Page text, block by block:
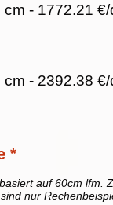
- 1772.21
- 2392.38
*
auf 60cm lfm.
nur